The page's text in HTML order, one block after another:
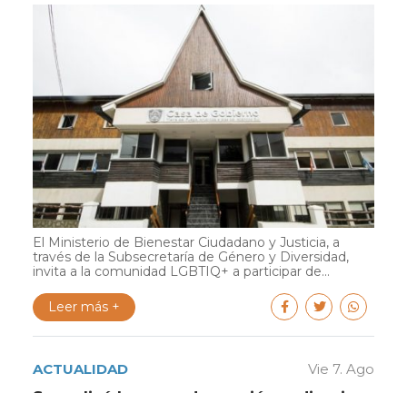
El Ministerio de Bienestar Ciudadano y Justicia, a
través de la Subsecretaría de Género y Diversidad,
invita a la comunidad LGBTIQ+ a participar de...
Leer más +
ACTUALIDAD Vie 7. Ago